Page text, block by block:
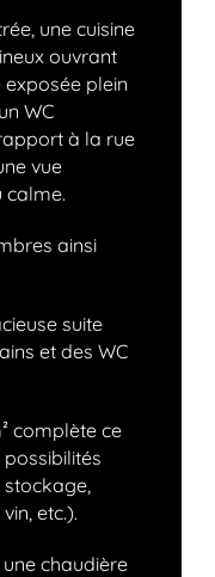
une cuisine
ouvrant
plein
WC
à la rue
vue
calme.
ainsi
suite
et des WC
complète ce
etc.).
chaudière